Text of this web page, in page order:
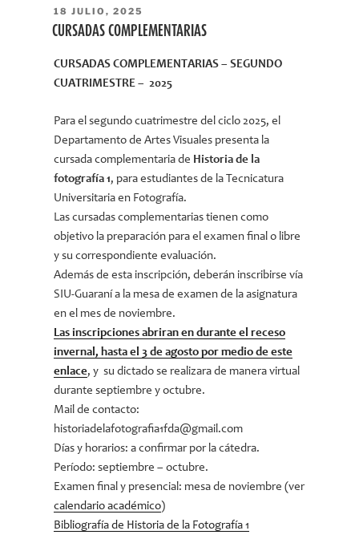
PUBLICADO
EL
18 JULIO, 2025
CURSADAS COMPLEMENTARIAS
CURSADAS COMPLEMENTARIAS – SEGUNDO
CUATRIMESTRE – 2025
Para el segundo cuatrimestre del ciclo 2025, el
Departamento de Artes Visuales presenta la
cursada complementaria de Historia de la
fotografía 1, para estudiantes de la Tecnicatura
Universitaria en Fotografía.
Las cursadas complementarias tienen como
objetivo la preparación para el examen final o libre
y su correspondiente evaluación.
Además de esta inscripción, deberán inscribirse vía
SIU-Guaraní a la mesa de examen de la asignatura
en el mes de noviembre.
Las inscripciones abriran en durante el receso
invernal, hasta el 3 de agosto por medio de este
enlace, y su dictado se realizara de manera virtual
durante septiembre y octubre.
Mail de contacto:
historiadelafotografia1fda@gmail.com
Días y horarios: a confirmar por la cátedra.
Período: septiembre – octubre.
Examen final y presencial: mesa de noviembre (ver
calendario académico)
Bibliografía de Historia de la Fotografía 1